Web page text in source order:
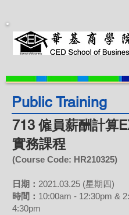
Public Training
713 僱員薪酬計算
實務課程
(Course Code: HR210325)
日期： 2021.03.25 (星期四)
時間： 10:00am - 12:30pm &
4:30pm